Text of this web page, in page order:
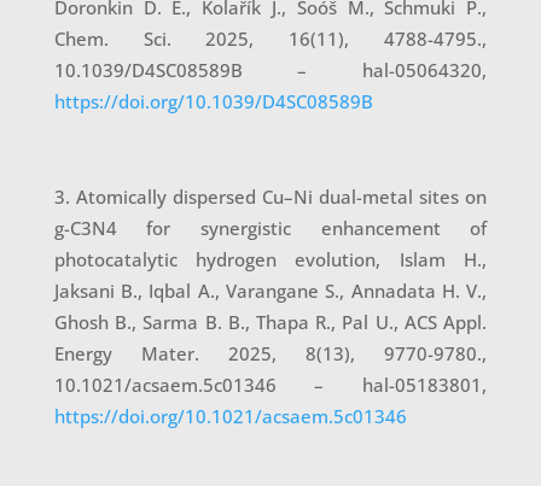
Doronkin D. E., Kolařík J., Šoóš M., Schmuki P.,
Chem. Sci. 2025, 16(11), 4788-4795.,
10.1039/D4SC08589B – hal-05064320,
https://doi.org/10.1039/D4SC08589B
Atomically dispersed Cu–Ni dual-metal sites on
g-C3N4 for synergistic enhancement of
photocatalytic hydrogen evolution, Islam H.,
Jaksani B., Iqbal A., Varangane S., Annadata H. V.,
Ghosh B., Sarma B. B., Thapa R., Pal U., ACS Appl.
Energy Mater. 2025, 8(13), 9770-9780.,
10.1021/acsaem.5c01346 – hal-05183801,
https://doi.org/10.1021/acsaem.5c01346